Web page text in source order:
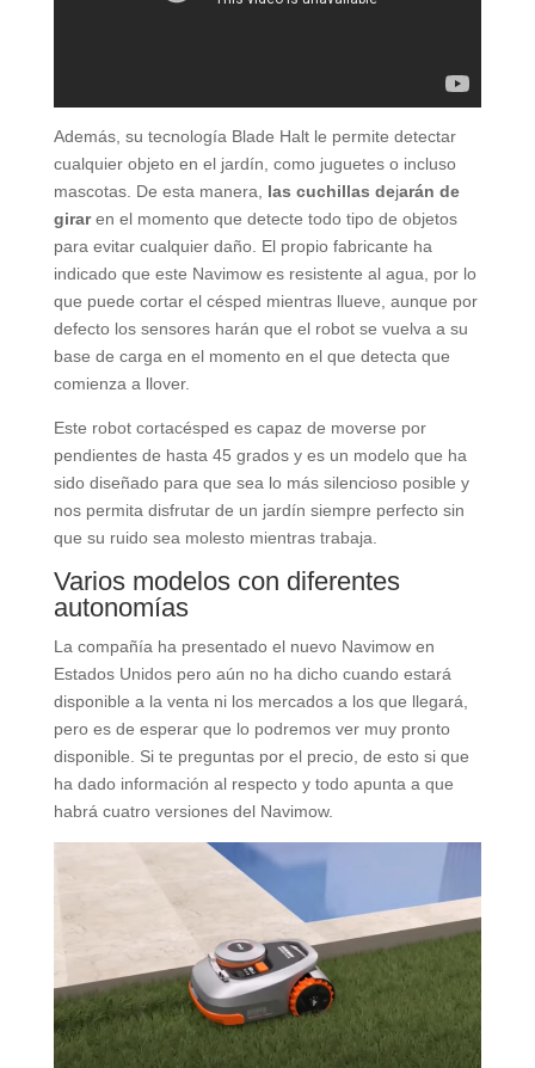
Además, su tecnología Blade Halt le permite detectar
cualquier objeto en el jardín, como juguetes o incluso
mascotas. De esta manera, las cuchillas dejarán de
giraren el momento que detecte todo tipo de objetos
para evitar cualquier daño. El propio fabricante ha
indicado que este Navimow es resistente al agua, por lo
que puede cortar el césped mientras llueve, aunque por
defecto los sensores harán que el robot se vuelva a su
base de carga en el momento en el que detecta que
comienza a llover.
Este robot cortacésped es capaz de moverse por
pendientes de hasta 45 grados y es un modelo que ha
sido diseñado para que sea lo más silencioso posible y
nos permita disfrutar de un jardín siempre perfecto sin
que su ruido sea molesto mientras trabaja.
Varios modelos con diferentes
autonomías
La compañía ha presentado el nuevo Navimow en
Estados Unidos pero aún no ha dicho cuando estará
disponible a la venta ni los mercados a los que llegará,
pero es de esperar que lo podremos ver muy pronto
disponible. Si te preguntas por el precio, de esto si que
ha dado información al respecto y todo apunta a que
habrá cuatro versiones del Navimow.